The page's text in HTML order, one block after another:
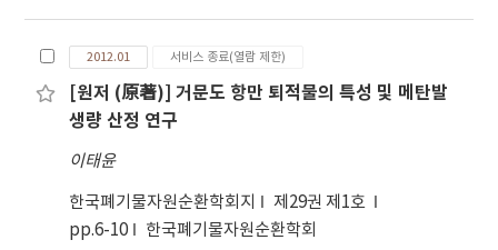
2012.01 서비스 종료(열람 제한)
[원저 (原著)] 거문도 항만 퇴적물의 특성 및 메탄발
생량 산정 연구
이태윤
한국폐기물자원순환학회지
제29권 제1호
pp.6-10
한국폐기물자원순환학회